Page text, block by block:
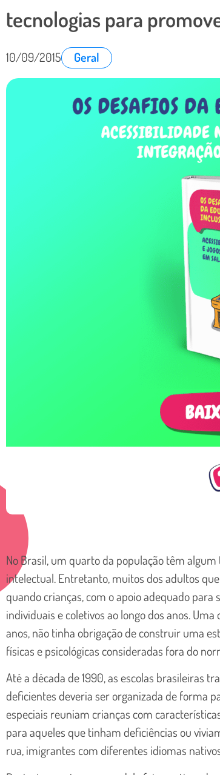
tecnologias para
10/09/2015 Geral
No Brasil, um quarto da população têm
intelectual. Entretanto, muitos dos adultos
quando crianças, com o apoio adequado
individuais e coletivos ao longo dos anos.
anos, não tinha obrigação de construir uma
físicas e psicológicas consideradas fora do
Até a década de 1990, as escolas brasileiras
deficientes deveria ser organizada de forma
especiais reuniam crianças com
para aqueles que tinham deficiências ou
rua, imigrantes com diferentes idiomas